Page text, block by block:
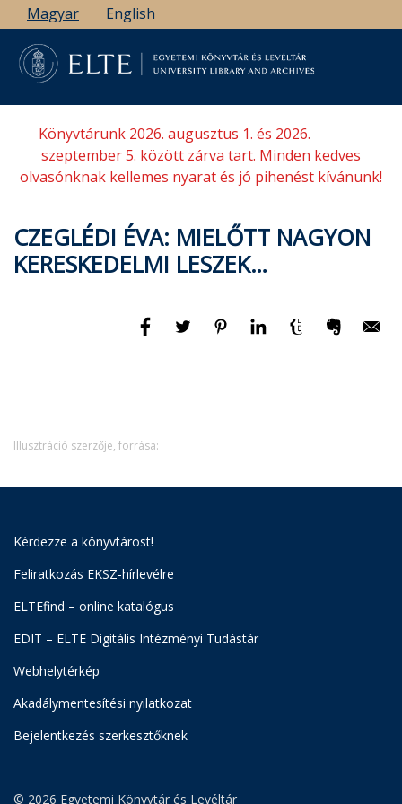
Ugrás
a
tartalomra
Magyar English
Könyvtárunk 2026. augusztus 1. és 2026.
szeptember 5. között zárva tart. Minden kedves
olvasónknak kellemes nyarat és jó pihenést kívánunk!
CZEGLÉDI ÉVA: MIELŐTT NAGYON
KERESKEDELMI LESZEK…
Illusztráció szerzője, forrása:
Kérdezze a könyvtárost!
Feliratkozás EKSZ-hírlevélre
ELTEfind – online katalógus
EDIT – ELTE Digitális Intézményi Tudástár
Webhelytérkép
Akadálymentesítési nyilatkozat
Bejelentkezés szerkesztőknek
© 2026 Egyetemi Könyvtár és Levéltár